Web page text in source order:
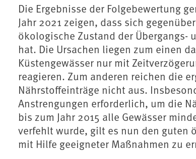
Die Ergebnisse der Folgebewertung
Jahr 2021 zeigen, dass sich
ökologische Zustand der Übergangs-
hat. Die Ursachen liegen zum einen
Küstengewässer nur mit
reagieren. Zum anderen reichen die
Nährstoffeinträge nicht aus.
Anstrengungen erforderlich, um die
bis zum Jahr 2015 alle Gewässer
verfehlt wurde, gilt es nun den guten
mit Hilfe geeigneter Maßnahmen zu